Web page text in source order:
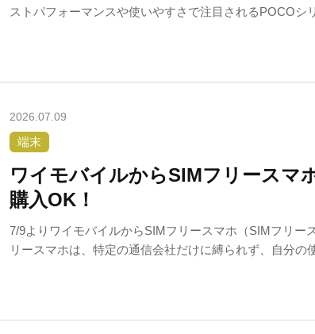
ストパフォーマンスや使いやすさで注目されるPOCOシ
2026.07.09
端末
ワイモバイルからSIMフリースマ
購入OK！
7/9よりワイモバイルからSIMフリースマホ（SIMフリー
リースマホは、特定の通信会社だけに縛られず、自分の